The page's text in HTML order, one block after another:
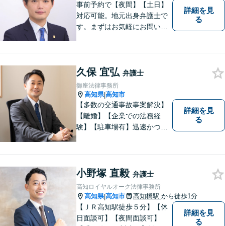
事前予約で【夜間】【土日】
対応可能。地元出身弁護士で
す。まずはお気軽にお問い合
詳細を見
る
久保 宜弘 弁護士
御座法律事務所
高知県|高知市
【多数の交通事故事案解決】
【離婚】【企業での法務経
験】【駐車場有】迅速かつ丁
い。
詳細を見
る
小野塚 直毅 弁護士
高知ロイヤルオーク法律事務所
高知県|高知市 高知橋駅 から徒歩1分
【ＪＲ高知駅徒歩５分】【休
日面談可】【夜間面談可】
詳細を見
る